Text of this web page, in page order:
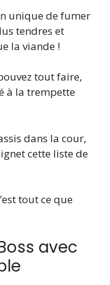
unique de fumer
tendres et
la viande !
tout faire,
à la trempette
dans la cour,
cette liste de
tout ce que
avec